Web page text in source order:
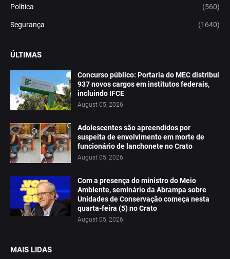
Política (560)
Segurança (1640)
ÚLTIMAS
Concurso público: Portaria do MEC distribui
937 novos cargos em institutos federais,
incluindo IFCE
August 05, 2026
Adolescentes são apreendidos por
suspeita de envolvimento em morte de
funcionário de lanchonete no Crato
August 05, 2026
Com a presença do ministro do Meio
Ambiente, seminário da Abrampa sobre
Unidades de Conservação começa nesta
quarta-feira (5) no Crato
August 05, 2026
MAIS LIDAS